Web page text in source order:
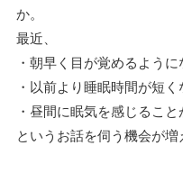
か。
最近、
・朝早く目が覚めるように
・以前より睡眠時間が短く
・昼間に眠気を感じること
というお話を伺う機会が増